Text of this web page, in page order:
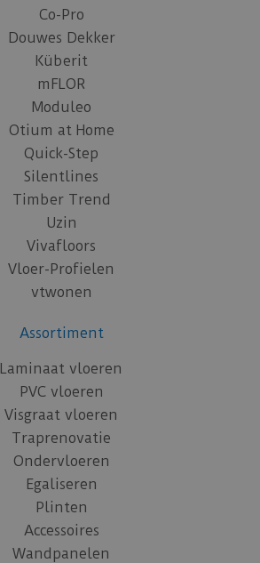
Co-Pro
Douwes Dekker
Küberit
mFLOR
Moduleo
Otium at Home
Quick-Step
Silentlines
Timber Trend
Uzin
Vivafloors
Vloer-Profielen
vtwonen
Assortiment
Laminaat vloeren
PVC vloeren
Visgraat vloeren
Traprenovatie
Ondervloeren
Egaliseren
Plinten
Accessoires
Wandpanelen